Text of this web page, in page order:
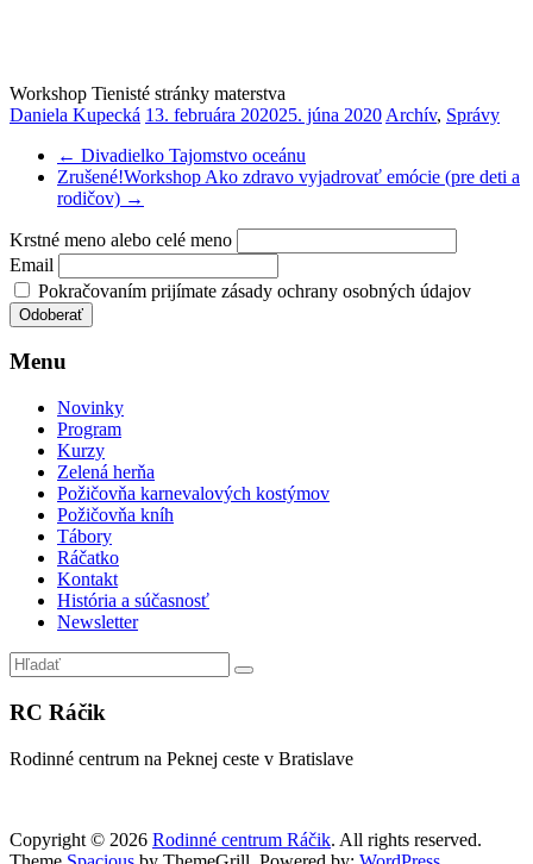
Workshop Tienisté stránky materstva
Daniela Kupecká 13. februára 202025. júna 2020 Archív, Správy
← Divadielko Tajomstvo oceánu
Zrušené!Workshop Ako zdravo vyjadrovať emócie (pre deti a
rodičov) →
Krstné meno alebo celé meno
Email
Pokračovaním prijímate zásady ochrany osobných údajov
Menu
Novinky
Program
Kurzy
Zelená herňa
Požičovňa karnevalových kostýmov
Požičovňa kníh
Tábory
Ráčatko
Kontakt
História a súčasnosť
Newsletter
RC Ráčik
Rodinné centrum na Peknej ceste v Bratislave
Copyright © 2026 Rodinné centrum Ráčik. All rights reserved.